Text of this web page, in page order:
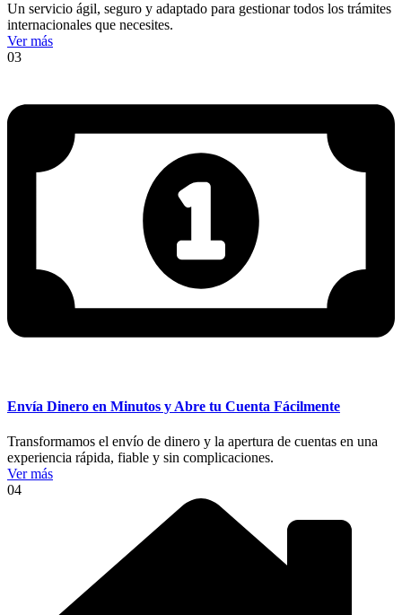
Un servicio ágil, seguro y adaptado para gestionar todos los trámites
internacionales que necesites.
Ver más
03
Envía Dinero en Minutos y Abre tu Cuenta Fácilmente
Transformamos el envío de dinero y la apertura de cuentas en una
experiencia rápida, fiable y sin complicaciones.
Ver más
04